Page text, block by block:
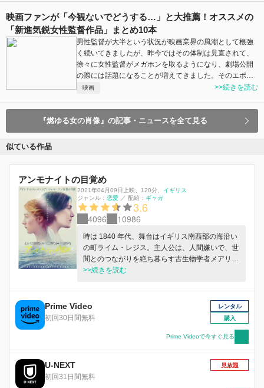
映画ファンが「今観ないでどうする…」と大推薦！オススメの
「新進気鋭女性監督作品」まとめ10本
男性監督が大半という状況が映画業界の風潮として根強
く続いてきましたが、昨今ではその体制は見直されて、
徐々に女性監督がメガホンを取るようになり、劇場公開
の際には話題になることが増えてきました。そのエポ…
映画 >>続きを読む
『燃ゆる女の肖像』の記事・ニュースを全て見る
似ている作品
アンモナイトの目覚め
2021年04月09日上映 120分
イギリス
ジャンル： 恋愛 ／ 配給： ギャガ
3.6
4096 10986
時は 1840 年代、舞台はイギリス南西部の海沿い
の町ライム・レジス。主人公は、人間嫌いで、世
間とのつながりを絶ち暮らす古生物学者メアリ
ー・アニング（ケイト・ウィンスレット）。かつ
し、大英博物館に展示されるに至ったが、女性で
あるメアリーの名はすぐに世の中から忘れ去ら
れ、今は土産物用のアンモナイトを発掘しては
細々と生計をたてている。そんな彼女は、ひょん
なことから裕福な化石収集家の妻シャーロット
（シアーシャ・ローナン）を数週間預かることと
なる。美しく可憐、何もかもが正反対のシャーロ
ットに苛立ち、冷たく突き放すメアリー。だが、
次第にメアリーは自分とはあまりにかけ離れたシ
>>続きを読む
Prime Video
初回30日間無料
レンタル
購入
Prime Videoで今すぐ見る
U-NEXT
初回31日間無料
見放題